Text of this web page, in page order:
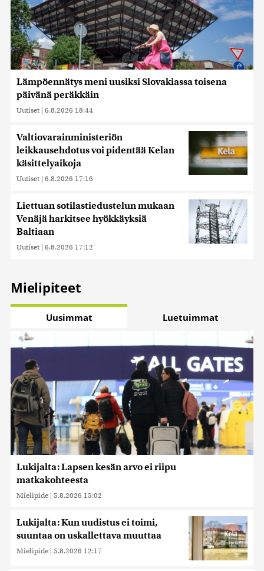
Lämpöennätys meni uusiksi Slovakiassa toisena
päivänä peräkkäin
Uutiset | 6.8.2026 18:44
Valtiovarainministeriön
leikkausehdotus voi pidentää Kelan
käsittelyaikoja
Uutiset | 6.8.2026 17:16
Liettuan sotilastiedustelun mukaan
Venäjä harkitsee hyökkäyksiä
Baltiaan
Uutiset | 6.8.2026 17:12
Mielipiteet
Uusimmat Luetuimmat
Lukijalta: Lapsen kesän arvo ei riipu
matkakohteesta
Mielipide | 5.8.2026 15:02
Lukijalta: Kun uudistus ei toimi,
suuntaa on uskallettava muuttaa
Mielipide | 5.8.2026 12:17